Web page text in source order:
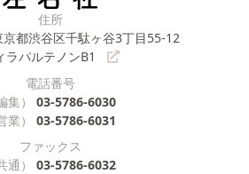
住所
京都渋谷区千駄ヶ谷3丁目55-12
ラパルテノンB1
電話番号
集）
03-5786-6030
業）
03-5786-6031
ファックス
通）
03-5786-6032